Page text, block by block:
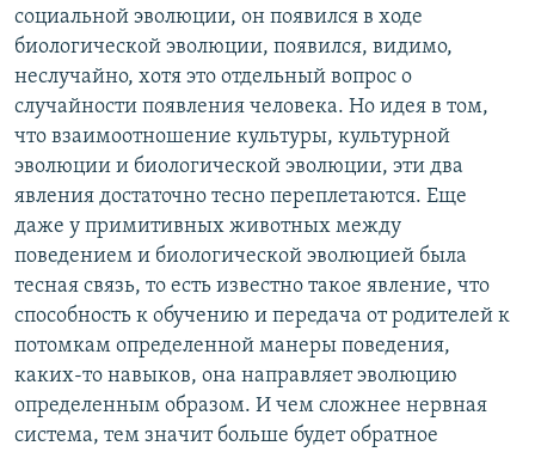
социальной эволюции, он появился в ходе
биологической эволюции, появился, видимо,
неслучайно, хотя это отдельный вопрос о
случайности появления человека. Но идея в том,
что взаимоотношение культуры, культурной
эволюции и биологической эволюции, эти два
явления достаточно тесно переплетаются. Еще
даже у примитивных животных между
поведением и биологической эволюцией была
тесная связь, то есть известно такое явление, что
способность к обучению и передача от родителей к
потомкам определенной манеры поведения,
каких-то навыков, она направляет эволюцию
определенным образом. И чем сложнее нервная
система, тем значит больше будет обратное